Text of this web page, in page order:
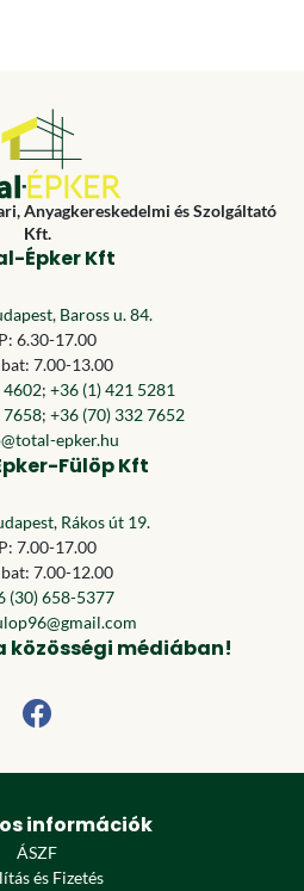
Anyagkereskedelmi és Szolgáltató
Kft.
Épker Kft
Baross u. 84.
6.30-17.00
7.00-13.00
4602; +36 (1) 421 5281
7658; +36 (70) 332 7652
epker.hu
Fülöp Kft
Rákos út 19.
7.00-17.00
7.00-12.00
(30) 658-5377
közösségi médiában!
információk
ÁSZF
és Fizetés